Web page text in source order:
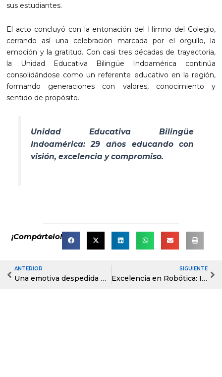
sus estudiantes.
El acto concluyó con la entonación del Himno del Colegio,
cerrando así una celebración marcada por el orgullo, la
emoción y la gratitud. Con casi tres décadas de trayectoria,
la Unidad Educativa Bilingüe Indoamérica continúa
consolidándose como un referente educativo en la región,
formando generaciones con valores, conocimiento y
sentido de propósito.
Unidad Educativa Bilingüe
Indoamérica: 29 años educando con
visión, excelencia y compromiso.
¡Compártelo!
Prev
ANTERIOR
Una emotiva despedida para Tercero de Bachillerato
SIGUIENTE
Excelencia en Robótica: Indoamérica triunfa en la Universidad Israel